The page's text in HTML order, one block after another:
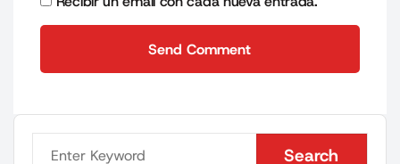
Send Comment
Search